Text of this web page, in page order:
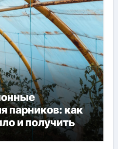
парников: как
и получить